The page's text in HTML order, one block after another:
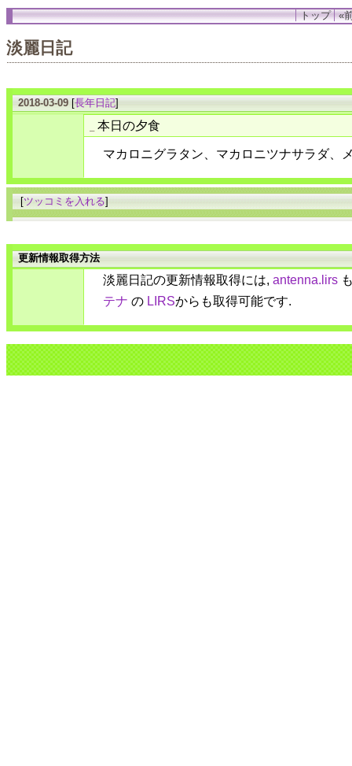
トップ «
淡麗日記
2018-03-09 [長年日記]
本日の夕食
マカロニグラタン、マカロニツナサラダ、
[ツッコミを入れる]
更新情報取得方法
淡麗日記の更新情報取得には, antenna.lirs
テナ の LIRSからも取得可能です.